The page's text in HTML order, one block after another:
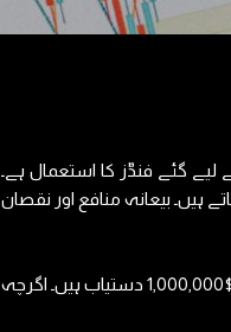
گئے فنڈز کا استعمال ہے۔
ہیں۔ بیعانہ منافع اور نقصان
مثال کے طور پر، اگر آپ 1:1000 لیوریج کے ساتھ ٹریڈ کر رہے ہیں، اور آپ کے اکاؤنٹ میں $1,000 USD ہے، تو آپ کو ٹریڈنگ کے لیے $1,000,000 دستیاب ہیں۔ اگرچہ